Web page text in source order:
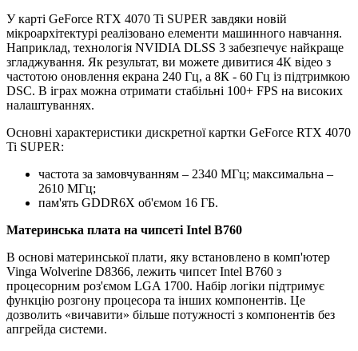
У карті GeForce RTX 4070 Ti SUPER завдяки новій
мікроархітектурі реалізовано елементи машинного навчання.
Наприклад, технологія NVIDIA DLSS 3 забезпечує найкраще
згладжування. Як результат, ви можете дивитися 4К відео з
частотою оновлення екрана 240 Гц, а 8К - 60 Гц із підтримкою
DSC. В іграх можна отримати стабільні 100+ FPS на високих
налаштуваннях.
Основні характеристики дискретної картки GeForce RTX 4070
Ti SUPER:
частота за замовчуванням – 2340 МГц; максимальна –
2610 МГц;
пам'ять GDDR6X об'ємом 16 ГБ.
Материнська плата на чипсеті Intel B760
В основі материнської плати, яку встановлено в комп'ютер
Vinga Wolverine D8366, лежить чипсет Intel B760 з
процесорним роз'ємом LGA 1700. Набір логіки підтримує
функцію розгону процесора та інших компонентів. Це
дозволить «вичавити» більше потужності з компонентів без
апгрейда системи.